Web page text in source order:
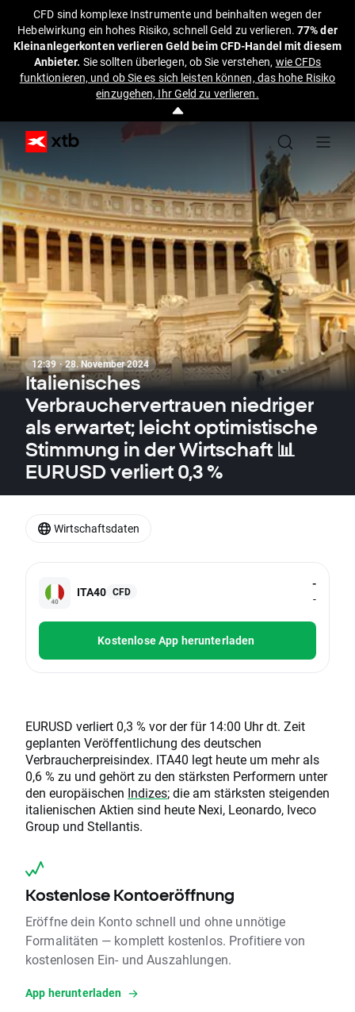
CFD sind komplexe Instrumente und beinhalten wegen der
Hebelwirkung ein hohes Risiko, schnell Geld zu verlieren.77% der
Kleinanlegerkonten verlieren Geld beim CFD-Handel mit diesem
Anbieter. Sie sollten überlegen, ob Sie verstehen, wie CFDs
funktionieren, und ob Sie es sich leisten können, das hohe Risiko
einzugehen, Ihr Geld zu verlieren.
12:39 · 28. November 2024
Italienisches
Verbrauchervertrauen niedriger
als erwartet; leicht optimistische
Stimmung in der Wirtschaft 📊
EURUSD verliert 0,3 %
ITA40 CFD
-
-
Kostenlose App herunterladen
EURUSD verliert 0,3 % vor der für 14:00 Uhr dt. Zeit
geplanten Veröffentlichung des deutschen
Verbraucherpreisindex. ITA40 legt heute um mehr als
0,6 % zu und gehört zu den stärksten Performern unter
den europäischen Indizes; die am stärksten steigenden
italienischen Aktien sind heute Nexi, Leonardo, Iveco
Group und Stellantis.
Kostenlose Kontoeröffnung
Eröffne dein Konto schnell und ohne unnötige
Formalitäten — komplett kostenlos. Profitiere von
kostenlosen Ein- und Auszahlungen.
App herunterladen
Wirtschaftsdaten